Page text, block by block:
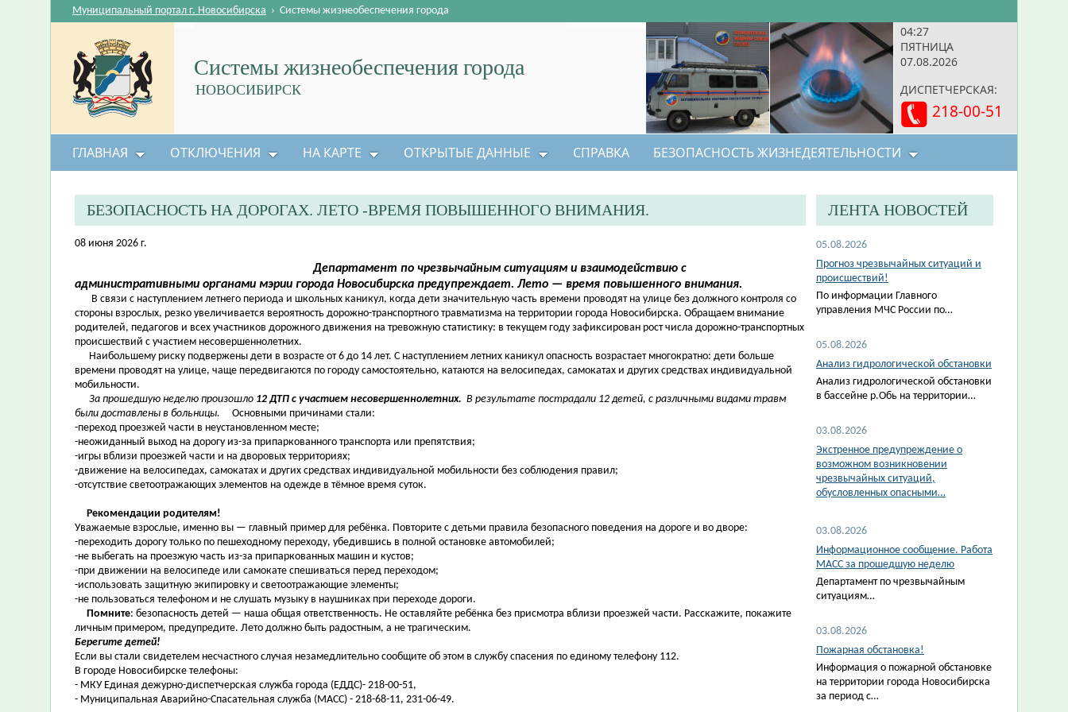
04:27
ПЯТНИЦА
07.08.2026
ДИСПЕТЧЕРСКАЯ:
218-00-51
Системы жизнеобеспечения города
НОВОСИБИРСК
Муниципальный портал г. Новосибирска › Системы жизнеобеспечения города
ГЛАВНАЯ ОТКЛЮЧЕНИЯ НА КАРТЕ ОТКРЫТЫЕ ДАННЫЕ СПРАВКА БЕЗОПАСНОСТЬ ЖИЗНЕДЕЯТЕЛЬНОСТИ
БЕЗОПАСНОСТЬ НА ДОРОГАХ. ЛЕТО -ВРЕМЯ ПОВЫШЕННОГО ВНИМАНИЯ.
08 июня 2026 г.
Департамент по чрезвычайным ситуациям и взаимодействию с
административными органами мэрии города Новосибирска предупреждает. Лето — время повышенного внимания.
В связи с наступлением летнего периода и школьных каникул, когда дети значительную часть времени проводят на улице без должного контроля со
стороны взрослых, резко увеличивается вероятность дорожно-транспортного травматизма на территории города Новосибирска. Обращаем внимание
родителей, педагогов и всех участников дорожного движения на тревожную статистику: в текущем году зафиксирован рост числа дорожно-транспортных
происшествий с участием несовершеннолетних.
Наибольшему риску подвержены дети в возрасте от 6 до 14 лет. С наступлением летних каникул опасность возрастает многократно: дети больше
времени проводят на улице, чаще передвигаются по городу самостоятельно, катаются на велосипедах, самокатах и других средствах индивидуальной
мобильности.
За прошедшую неделю произошло 12 ДТП с участием несовершеннолетних. В результате пострадали 12 детей, с различными видами травм
были доставлены в больницы. Основными причинами стали:
-переход проезжей части в неустановленном месте;
-неожиданный выход на дорогу из-за припаркованного транспорта или препятствия;
-игры вблизи проезжей части и на дворовых территориях;
-движение на велосипедах, самокатах и других средствах индивидуальной мобильности без соблюдения правил;
-отсутствие светоотражающих элементов на одежде в тёмное время суток.
Рекомендации родителям!
Уважаемые взрослые, именно вы — главный пример для ребёнка. Повторите с детьми правила безопасного поведения на дороге и во дворе:
-переходить дорогу только по пешеходному переходу, убедившись в полной остановке автомобилей;
-не выбегать на проезжую часть из-за припаркованных машин и кустов;
-при движении на велосипеде или самокате спешиваться перед переходом;
-использовать защитную экипировку и светоотражающие элементы;
-не пользоваться телефоном и не слушать музыку в наушниках при переходе дороги.
Помните: безопасность детей — наша общая ответственность. Не оставляйте ребёнка без присмотра вблизи проезжей части. Расскажите, покажите
личным примером, предупредите. Лето должно быть радостным, а не трагическим.
Берегите детей!
Если вы стали свидетелем несчастного случая незамедлительно сообщите об этом в службу спасения по единому телефону 112.
В городе Новосибирске телефоны:
- МКУ Единая дежурно-диспетчерская служба города (ЕДДС)- 218-00-51,
- Муниципальная Аварийно-Спасательная служба (МАСС) - 218-68-11, 231-06-49.
ЛЕНТА НОВОСТЕЙ
05.08.2026
Прогноз чрезвычайных ситуаций и
происшествий!
По информации Главного
управления МЧС России по…
05.08.2026
Анализ гидрологической обстановки
Анализ гидрологической обстановки
в бассейне р.Обь на территории…
03.08.2026
Экстренное предупреждение о
возможном возникновении
чрезвычайных ситуаций,
обусловленных опасными…
03.08.2026
Информационное сообщение. Работа
МАСС за прошедшую неделю
Департамент по чрезвычайным
ситуациям…
03.08.2026
Пожарная обстановка!
Информация о пожарной обстановке
на территории города Новосибирска
за период с…